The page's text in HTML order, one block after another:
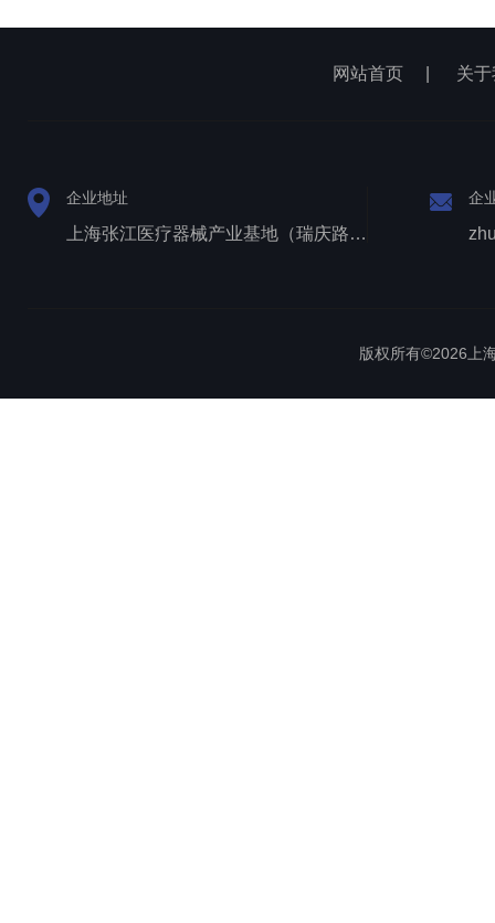
网站首页 关
企业地址
上海张江医疗器械产业基地（瑞庆路528号）
企
版权所有©2026